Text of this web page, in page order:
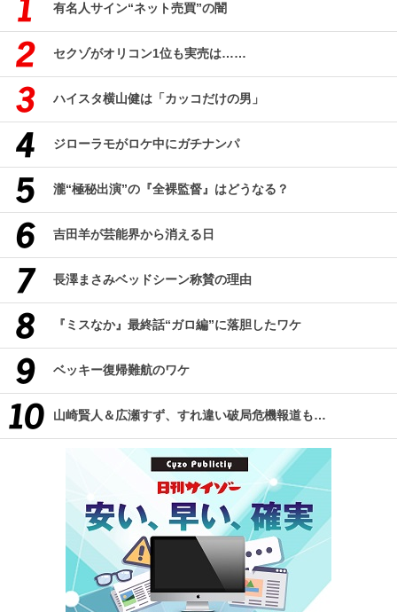
有名人サイン“ネット売買”の闇
セクゾがオリコン1位も実売は……
ハイスタ横山健は「カッコだけの男」
ジローラモがロケ中にガチナンパ
瀧“極秘出演”の『全裸監督』はどうなる？
吉田羊が芸能界から消える日
長澤まさみベッドシーン称賛の理由
『ミスなか』最終話“ガロ編”に落胆したワケ
ベッキー復帰難航のワケ
山崎賢人＆広瀬すず、すれ違い破局危機報道も…